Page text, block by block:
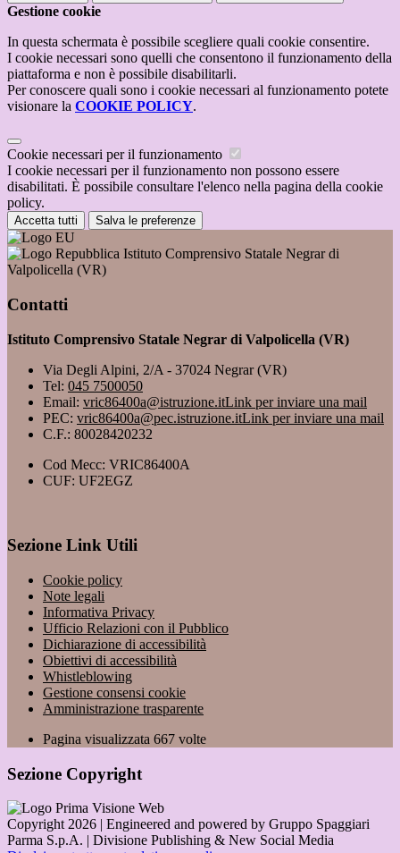
Gestione cookie
In questa schermata è possibile scegliere quali cookie consentire.
I cookie necessari sono quelli che consentono il funzionamento della
piattaforma e non è possibile disabilitarli.
Per conoscere quali sono i cookie necessari al funzionamento potete
visionare la COOKIE POLICY.
Cookie necessari per il funzionamento
I cookie necessari per il funzionamento non possono essere
disabilitati. È possibile consultare l'elenco nella pagina della cookie
policy.
Accetta tutti Salva le preferenze
Istituto Comprensivo Statale Negrar di
Valpolicella (VR)
Contatti
Istituto Comprensivo Statale Negrar di Valpolicella (VR)
Via Degli Alpini, 2/A - 37024 Negrar (VR)
Tel: 045 7500050
Email: vric86400a@istruzione.itLink per inviare una mail
PEC: vric86400a@pec.istruzione.itLink per inviare una mail
C.F.: 80028420232
Cod Mecc: VRIC86400A
CUF: UF2EGZ
Sezione Link Utili
Cookie policy
Note legali
Informativa Privacy
Ufficio Relazioni con il Pubblico
Dichiarazione di accessibilità
Obiettivi di accessibilità
Whistleblowing
Gestione consensi cookie
Amministrazione trasparente
Pagina visualizzata 667 volte
Sezione Copyright
Copyright 2026 | Engineered and powered by Gruppo Spaggiari
Parma S.p.A. | Divisione Publishing & New Social Media